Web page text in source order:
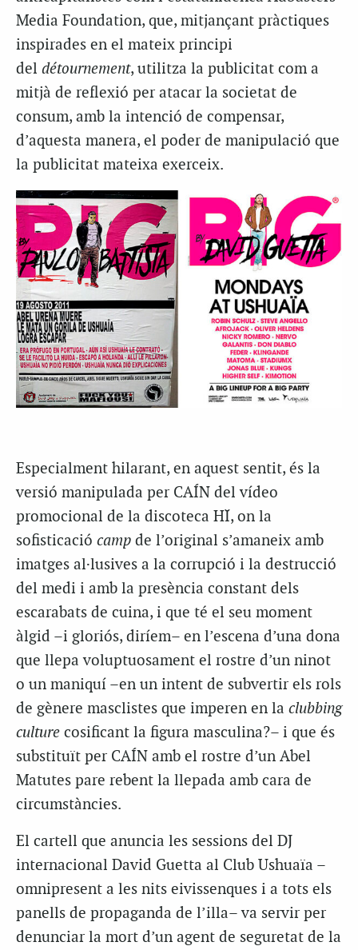
Media Foundation, que, mitjançant pràctiques
inspirades en el mateix principi
del détournement, utilitza la publicitat com a
mitjà de reflexió per atacar la societat de
consum, amb la intenció de compensar,
d’aquesta manera, el poder de manipulació que
la publicitat mateixa exerceix.
Especialment hilarant, en aquest sentit, és la
versió manipulada per CAÍN del vídeo
promocional de la discoteca HÏ, on la
sofisticació camp de l’original s’amaneix amb
imatges al·lusives a la corrupció i la destrucció
del medi i amb la presència constant dels
escarabats de cuina, i que té el seu moment
àlgid –i gloriós, diríem– en l’escena d’una dona
que llepa voluptuosament el rostre d’un ninot
o un maniquí –en un intent de subvertir els rols
de gènere masclistes que imperen en la clubbing
culture cosificant la figura masculina?– i que és
substituït per CAÍN amb el rostre d’un Abel
Matutes pare rebent la llepada amb cara de
circumstàncies.
El cartell que anuncia les sessions del DJ
internacional David Guetta al Club Ushuaïa –
omnipresent a les nits eivissenques i a tots els
panells de propaganda de l’illa– va servir per
denunciar la mort d’un agent de seguretat de la